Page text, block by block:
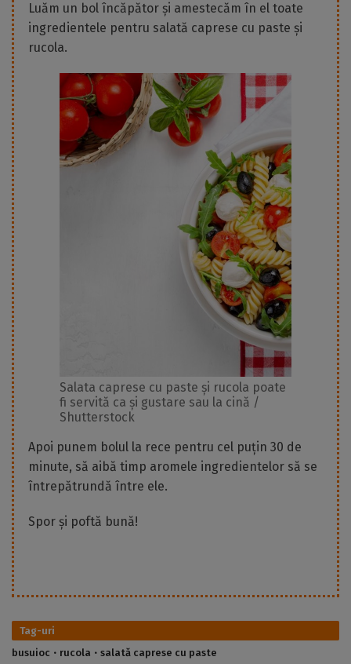
Luăm un bol încăpător și amestecăm în el toate
ingredientele pentru salată caprese cu paste și
rucola.
Salata caprese cu paste și rucola poate
fi servită ca și gustare sau la cină /
Shutterstock
Apoi punem bolul la rece pentru cel puțin 30 de
minute, să aibă timp aromele ingredientelor să se
întrepătrundă între ele.
Spor și poftă bună!
Tag-uri
busuioc
rucola salată caprese cu paste